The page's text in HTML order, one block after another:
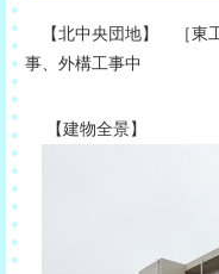
【北中央団地】 ［東
事、外構工事中
【建物全景】